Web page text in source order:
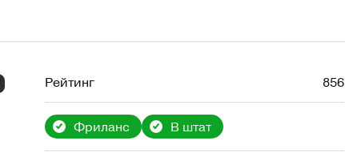
Рейтинг 856
Фриланс В штат